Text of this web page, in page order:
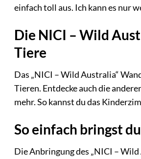
einfach toll aus. Ich kann es nur
Die NICI – Wild
Tiere
Das „NICI – Wild Australia“
Tieren. Entdecke auch die
mehr. So kannst du das
So einfach bringst
Die Anbringung des „NICI –